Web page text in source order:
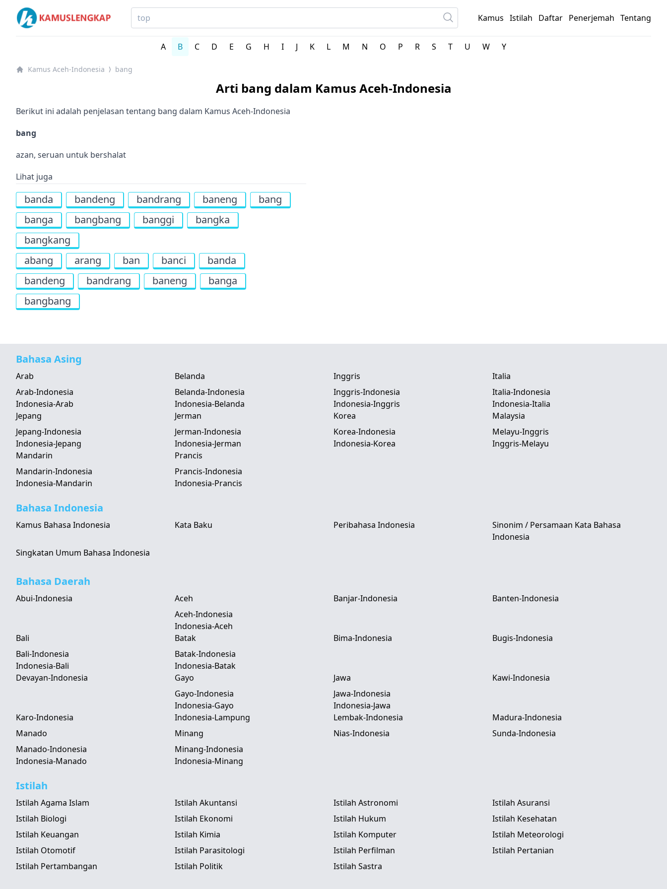
Kamus Lengkap Aceh-Indonesia - Kamus Lengkap Online
Kamus Istilah Daftar Penerjemah Tentang
A B C D E G H I J K L M N O P R S T U W Y
Kamus Aceh-Indonesia ⟩ bang
Arti bang dalam Kamus Aceh-Indonesia
Berikut ini adalah penjelasan tentang bang dalam Kamus Aceh-Indonesia
bang
azan, seruan untuk bershalat
Lihat juga
banda bandeng bandrang baneng
bang
banga
bangbang banggi
bangka
bangkang
abang
arang ban banci
banda
bandeng
bandrang baneng
banga
bangbang
Bahasa Asing
Arab
Arab-Indonesia
Indonesia-Arab
Belanda
Belanda-Indonesia
Indonesia-Belanda
Inggris
Inggris-Indonesia
Indonesia-Inggris
Italia
Italia-Indonesia
Indonesia-Italia
Jepang
Jepang-Indonesia
Indonesia-Jepang
Jerman
Jerman-Indonesia
Indonesia-Jerman
Korea
Korea-Indonesia
Indonesia-Korea
Malaysia
Melayu-Inggris
Inggris-Melayu
Mandarin
Mandarin-Indonesia
Indonesia-Mandarin
Prancis
Prancis-Indonesia
Indonesia-Prancis
Bahasa Indonesia
Kamus Bahasa Indonesia Kata Baku Peribahasa Indonesia
Sinonim / Persamaan Kata Bahasa
Indonesia
Singkatan Umum Bahasa Indonesia
Bahasa Daerah
Abui-Indonesia
Aceh
Aceh-Indonesia
Indonesia-Aceh
Banjar-Indonesia Banten-Indonesia
Bali
Bali-Indonesia
Indonesia-Bali
Batak
Batak-Indonesia
Indonesia-Batak
Bima-Indonesia Bugis-Indonesia
Devayan-Indonesia
Gayo
Gayo-Indonesia
Indonesia-Gayo
Jawa
Jawa-Indonesia
Indonesia-Jawa
Kawi-Indonesia
Karo-Indonesia Indonesia-Lampung Lembak-Indonesia
Madura-Indonesia
Manado
Manado-Indonesia
Indonesia-Manado
Minang
Minang-Indonesia
Indonesia-Minang
Nias-Indonesia Sunda-Indonesia
Istilah
Istilah Agama Islam Istilah Akuntansi Istilah Astronomi
Istilah Asuransi
Istilah Biologi
Istilah Ekonomi Istilah Hukum
Istilah Kesehatan
Istilah Keuangan
Istilah Kimia Istilah Komputer
Istilah Meteorologi
Istilah Otomotif
Istilah Parasitologi Istilah Perfilman
Istilah Pertanian
Istilah Pertambangan
Istilah Politik Istilah Sastra